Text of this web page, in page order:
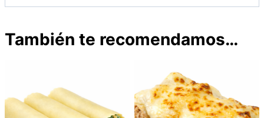
También te recomendamos…